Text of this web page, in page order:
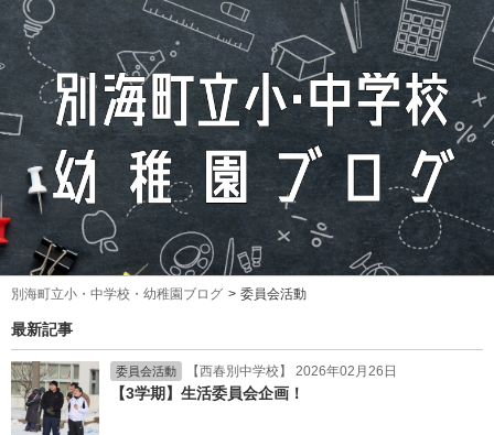
別海町立小・中学校・幼稚園ブログ 委員会活動
最新記事
委員会活動 【西春別中学校】 2026年02月26日
【3学期】生活委員会企画！